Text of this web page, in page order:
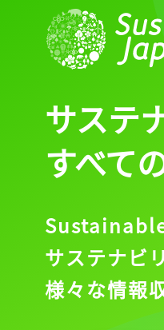
サステ
すべて
サステナビ
様々な情報